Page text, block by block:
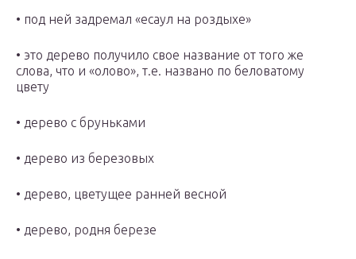
• под ней задремал «есаул на роздыхе»
• это дерево получило свое название от того же
слова, что и «олово», т.е. названо по беловатому
цвету
• дерево с бруньками
• дерево из березовых
• дерево, цветущее ранней весной
• дерево, родня березе